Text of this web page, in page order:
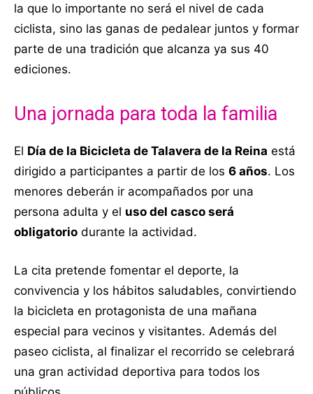
la que lo importante no será el nivel de cada
ciclista, sino las ganas de pedalear juntos y formar
parte de una tradición que alcanza ya sus 40
ediciones.
Una jornada para toda la familia
El Día de la Bicicleta de Talavera de la Reina está
dirigido a participantes a partir de los 6 años. Los
menores deberán ir acompañados por una
persona adulta y el uso del casco será
obligatorio durante la actividad.
La cita pretende fomentar el deporte, la
convivencia y los hábitos saludables, convirtiendo
la bicicleta en protagonista de una mañana
especial para vecinos y visitantes. Además del
paseo ciclista, al finalizar el recorrido se celebrará
una gran actividad deportiva para todos los